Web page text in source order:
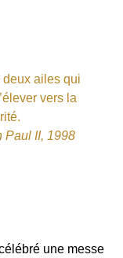
deux ailes qui
vers la
Paul II, 1998
une messe